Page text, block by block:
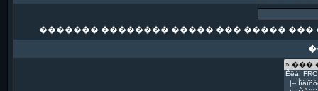
������� �������� ����� ��� ����� ���